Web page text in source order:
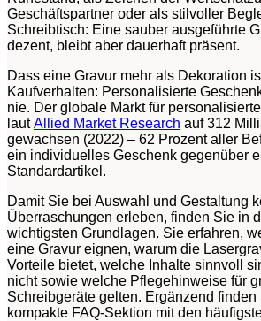
Geschäftspartner oder als stilvoller
Schreibtisch: Eine sauber ausgeführte
dezent, bleibt aber dauerhaft präsent.
Dass eine Gravur mehr als Dekoration
Kaufverhalten: Personalisierte
nie. Der globale Markt für
lautAllied Market Research auf 312
gewachsen (2022) – 62 Prozent aller
ein individuelles Geschenk gegenüber
Standardartikel.
Damit Sie bei Auswahl und Gestaltung
Überraschungen erleben, finden Sie in
wichtigsten Grundlagen. Sie erfahren,
eine Gravur eignen, warum die
Vorteile bietet, welche Inhalte sinnvoll
nicht sowie welche Pflegehinweise für
Schreibgeräte gelten. Ergänzend
kompakte FAQ-Sektion mit den